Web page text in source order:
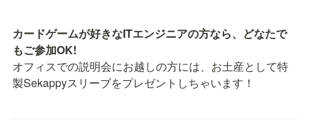
カードゲームが好きなITエンジニアの方なら、どなたで
オフィスでの説明会にお越しの方には、お土産として特
製Sekappyスリーブをプレゼントしちゃいます！